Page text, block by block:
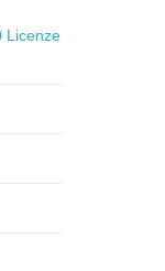
Licenze